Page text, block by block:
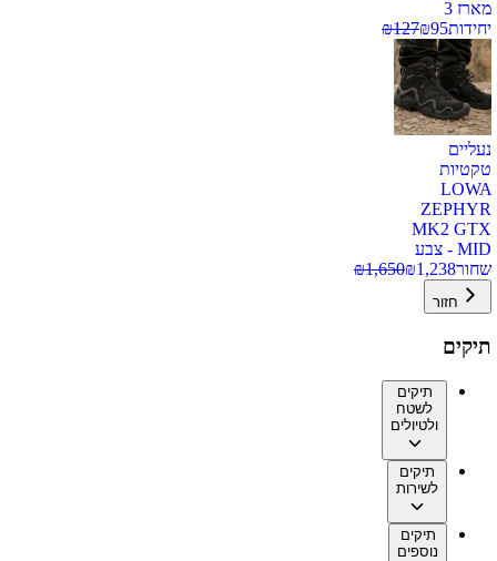
מארז 3
יחידות
₪95
₪127
נעליים
טקטיות
LOWA
ZEPHYR
MK2 GTX
MID - צבע
שחור
₪1,238
₪1,650
חזור
תיקים
תיקים
לשטח
ולטיולים
תיקים
לשירות
תיקים
נוספים